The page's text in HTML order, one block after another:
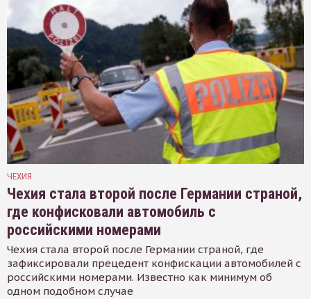
ЧЕХИЯ
Чехия стала второй после Германии страной,
где конфисковали автомобиль с
российскими номерами
Чехия стала второй после Германии страной, где
зафиксировали прецедент конфискации автомобилей с
российскими номерами. Известно как минимум об
одном подобном случае